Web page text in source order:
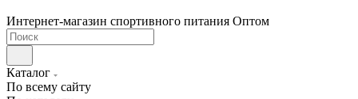
Интернет-магазин спортивного питания Оптом
Каталог
По всему сайту